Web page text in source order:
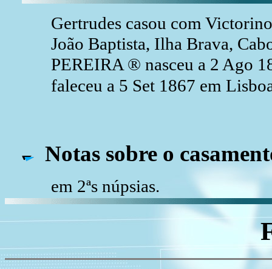
Gertrudes casou com
João Baptista, Ilha Brava,
PEREIRA ® nasceu a 2 Ago
faleceu a 5 Set 1867 em
Notas sobre o
em 2ªs núpsias.